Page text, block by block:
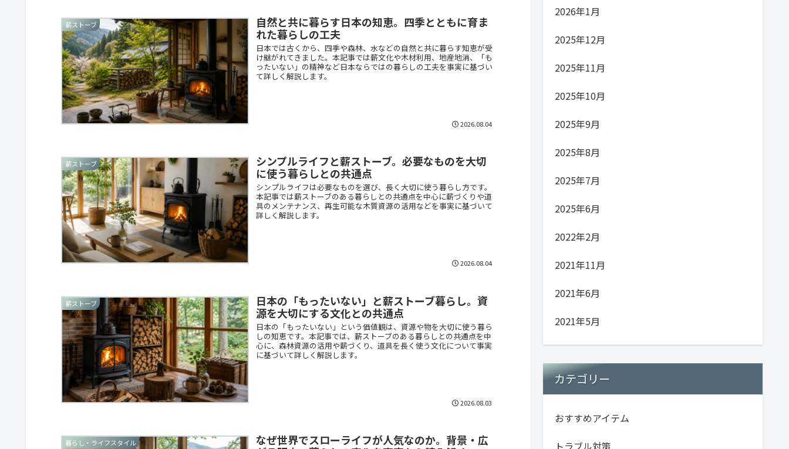
薪ストーブ
自然と共に暮らす日本の知恵。四季とともに育ま
れた暮らしの工夫
日本では古くから、四季や森林、水などの自然と共に暮らす知恵が受
け継がれてきました。本記事では薪文化や木材利用、地産地消、「も
ったいない」の精神など日本ならではの暮らしの工夫を事実に基づい
て詳しく解説します。
2026.08.04
薪ストーブ
シンプルライフと薪ストーブ。必要なものを大切
に使う暮らしとの共通点
シンプルライフは必要なものを選び、長く大切に使う暮らし方です。
本記事では薪ストーブのある暮らしとの共通点を中心に薪づくりや道
具のメンテナンス、再生可能な木質資源の活用などを事実に基づいて
詳しく解説します。
2026.08.04
薪ストーブ
日本の「もったいない」と薪ストーブ暮らし。資
源を大切にする文化との共通点
日本の「もったいない」という価値観は、資源や物を大切に使う暮ら
しの知恵です。本記事では、薪ストーブのある暮らしとの共通点を中
心に、森林資源の活用や薪づくり、道具を長く使う文化について事実
に基づいて詳しく解説します。
2026.08.03
暮らし・ライフスタイル
なぜ世界でスローライフが人気なのか。背景・広
2026年1月
2025年12月
2025年11月
2025年10月
2025年9月
2025年8月
2025年7月
2025年6月
2022年2月
2021年11月
2021年6月
2021年5月
カテゴリー
おすすめアイテム